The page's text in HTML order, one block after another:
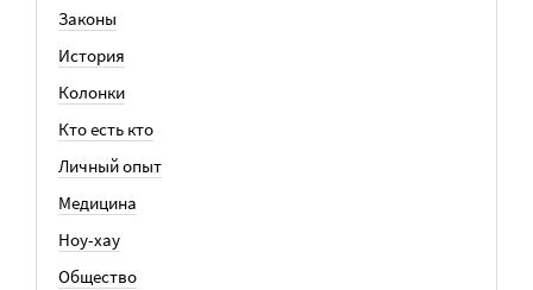
Законы
История
Колонки
Кто есть кто
Личный опыт
Медицина
Ноу-хау
Общество